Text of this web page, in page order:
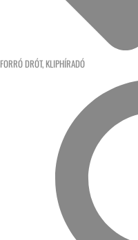
FORRÓ DRÓT, KLIPHÍRADÓ